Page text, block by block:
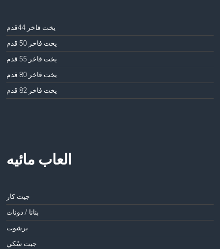
يخت فاخر 44قدم
يخت فاخر 50 قدم
يخت فاخر 55 قدم
يخت فاخر 80 قدم
يخت فاخر 82 قدم
العاب مائيه
جيت كار
بنانا / دونات
برشوت
جيت سْكي